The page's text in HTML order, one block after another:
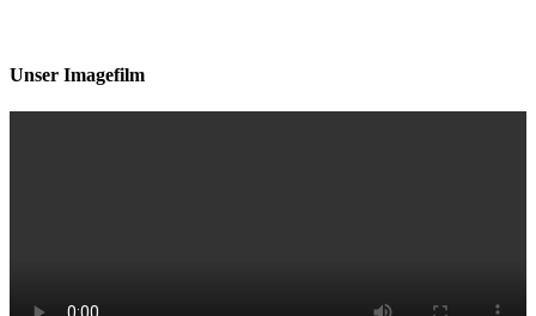
Unser Imagefilm